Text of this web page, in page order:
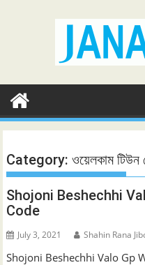
Category:ওয়েলকাম
Shojoni Beshechhi
Code
July 3, 2021 Shahin Rana
Shojoni Beshechhi Valo Gp